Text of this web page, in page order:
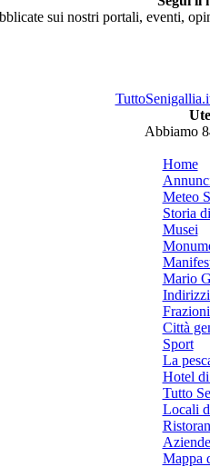
sui nostri portali, eventi,
Abbiamo
Home
Meteo
Storia
Musei
Mario
Città
Sport
La
Hotel
Tutto
Locali
Mappa